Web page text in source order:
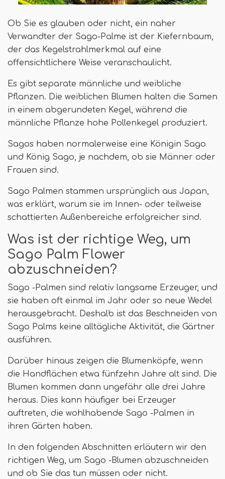
Ob Sie es glauben oder nicht, ein naher
Verwandter der Sago-Palme ist der Kiefernbaum,
der das Kegelstrahlmerkmal auf eine
offensichtlichere Weise veranschaulicht.
Es gibt separate männliche und weibliche
Pflanzen. Die weiblichen Blumen halten die Samen
in einem abgerundeten Kegel, während die
männliche Pflanze hohe Pollenkegel produziert.
Sagos haben normalerweise eine Königin Sago
und König Sago, je nachdem, ob sie Männer oder
Frauen sind.
Sago Palmen stammen ursprünglich aus Japan,
was erklärt, warum sie im Innen- oder teilweise
schattierten Außenbereiche erfolgreicher sind.
Was ist der richtige Weg, um
Sago Palm Flower
abzuschneiden?
Sago -Palmen sind relativ langsame Erzeuger, und
sie haben oft einmal im Jahr oder so neue Wedel
herausgebracht. Deshalb ist das Beschneiden von
Sago Palms keine alltägliche Aktivität, die Gärtner
ausführen.
Darüber hinaus zeigen die Blumenköpfe, wenn
die Handflächen etwa fünfzehn Jahre alt sind. Die
Blumen kommen dann ungefähr alle drei Jahre
heraus. Dies kann häufiger bei Erzeuger
auftreten, die wohlhabende Sago -Palmen in
ihren Gärten haben.
In den folgenden Abschnitten erläutern wir den
richtigen Weg, um Sago -Blumen abzuschneiden
und ob Sie das tun müssen oder nicht.